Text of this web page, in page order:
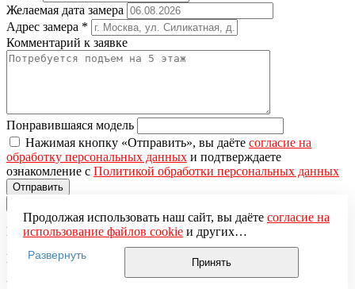
Желаемая дата замера
Адрес замера *
Комментарий к заявке
Понравившаяся модель
Нажимая кнопку «Отправить», вы даёте согласие на
обработку персональных данных и подтверждаете
ознакомление с Политикой обработки персональных данных
Продолжая использовать наш сайт, вы даёте согласие на
использование файлов cookieи других
пользовательских данных (включая IP-адрес, сведения о
местоположении, устройстве, действиях на сайте и т. п.)
для функционирования сайта, проведения
Развернуть
Принять
Вы добавили в корзину
Цена за единицу:
Итого: